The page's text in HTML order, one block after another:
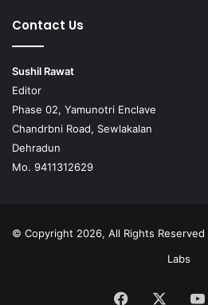
Contact Us
Sushil Rawat
Editor
Phase 02, Yamunotri Enclave
Chandrbni Road, Sewlakalan
Dehradun
Mo. 9411312629
© Copyright 2026, All Rights
Labs
Facebook